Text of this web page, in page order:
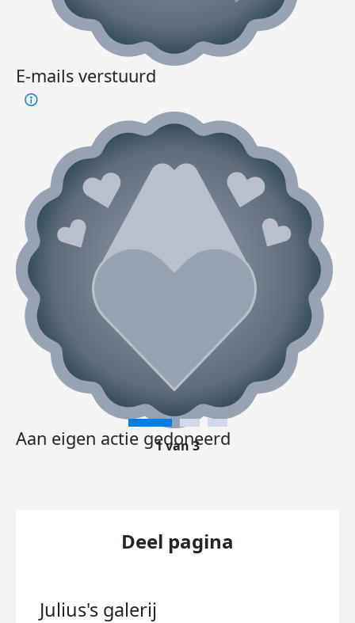
E-mails verstuurd
Aan eigen actie gedoneerd
1 van 3
Deel pagina
Julius's galerij